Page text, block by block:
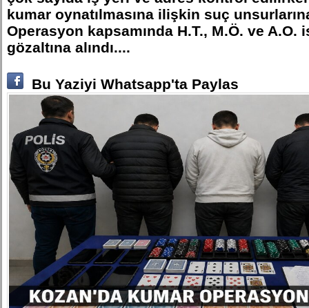
kumar oynatılmasına ilişkin suç
Operasyon kapsamında H.T., M.Ö. ve A.O.
gözaltına alındı....
Bu Yaziyi Whatsapp'ta Paylas